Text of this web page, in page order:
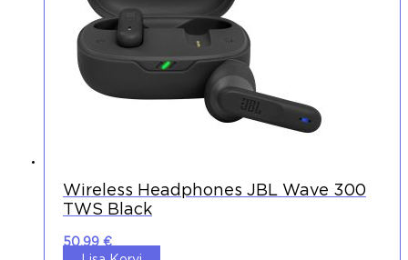
Wireless Headphones JBL Wave 300
TWS Black
50,99 €